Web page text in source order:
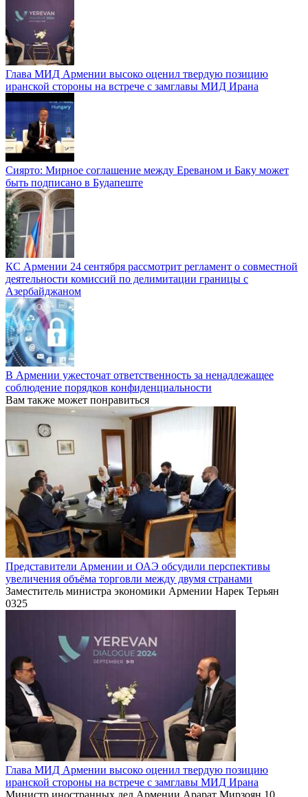
Глава МИД Армении высоко оценил твердую позицию
иранской стороны на встрече с замглавы МИД Ирана
Сиярто: Мирное соглашение между Ереваном и Баку может
быть подписано в Будапеште
КС Армении 24 сентября рассмотрит регламент о совместной
деятельности комиссий по делимитации границы с
Азербайджаном
В Армении ужесточат ответственность за ненадлежащее
соблюдение порядков конфиденциальности
Вам также может понравиться
Представители Армении и ОАЭ обсудили перспективы
увеличения объёма торговли между двумя странами
Заместитель министра экономики Армении Нарек Терьян
0325
Глава МИД Армении высоко оценил твердую позицию
иранской стороны на встрече с замглавы МИД Ирана
Министр иностранных дел Армении Арарат Мирзоян 10